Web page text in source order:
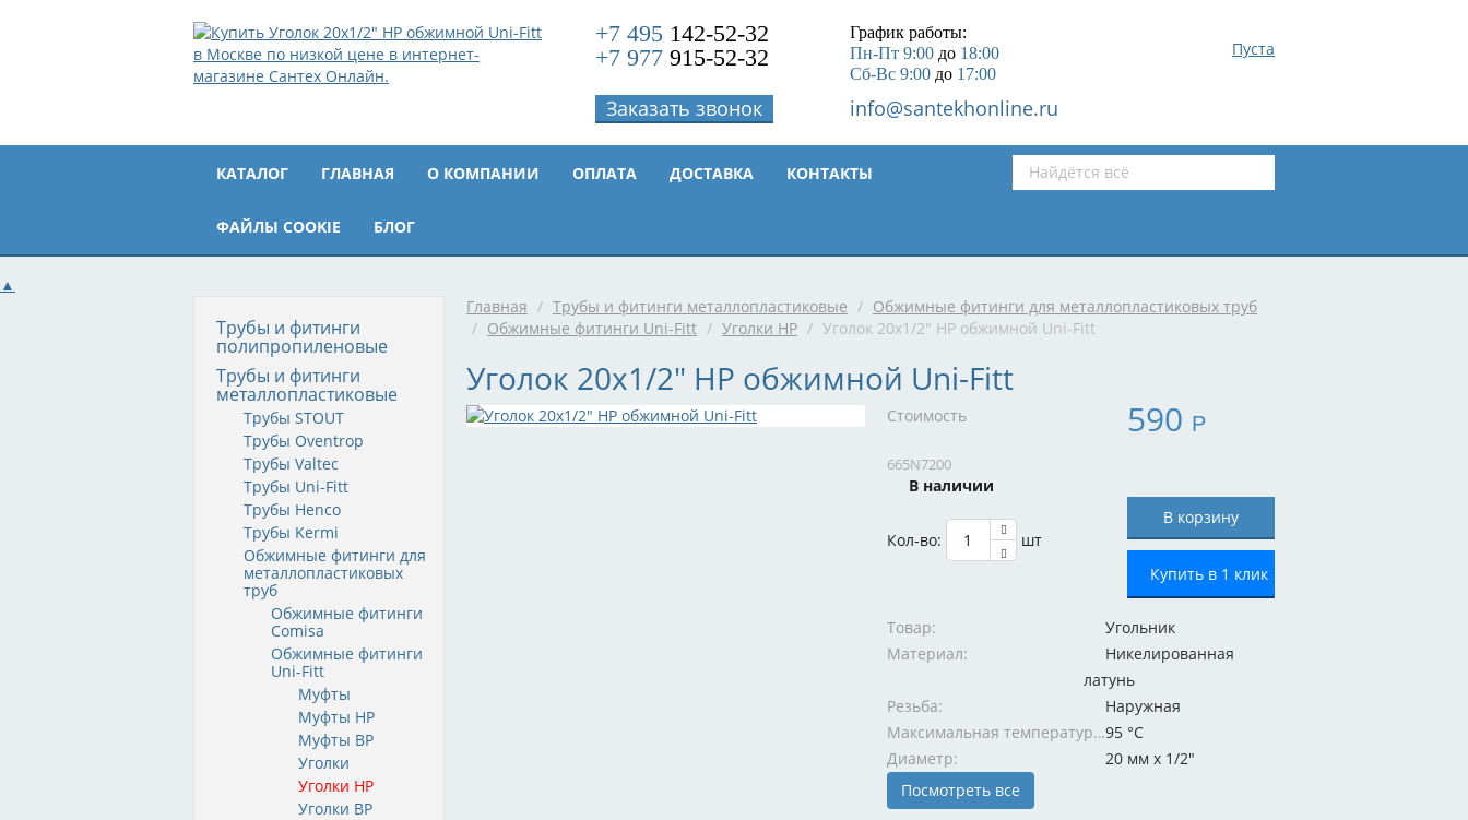
+7 495 142-52-32
+7 977 915-52-32
График работы:
Пн-Пт 9:00до 18:00
Сб-Вс 9:00до 17:00
Заказать звонок info@santekhonline.ru
Пуста
КАТАЛОГ ГЛАВНАЯ О КОМПАНИИ ОПЛАТА ДОСТАВКА КОНТАКТЫ
ФАЙЛЫ COOKIE БЛОГ
▲
Трубы и фитинги
полипропиленовые
Трубы и фитинги
металлопластиковые
Трубы STOUT
Трубы Oventrop
Трубы Valtec
Трубы Uni-Fitt
Трубы Henco
Трубы Kermi
Обжимные фитинги для
металлопластиковых
труб
Обжимные фитинги
Comisa
Обжимные фитинги
Uni-Fitt
Муфты
Муфты НР
Муфты ВР
Уголки
Уголки НР
Уголки ВР
Главная / Трубы и фитинги металлопластиковые / Обжимные фитинги для металлопластиковых труб
/ Обжимные фитинги Uni-Fitt / Уголки НР / Уголок 20x1/2" НР обжимной Uni-Fitt
Уголок 20x1/2" НР обжимной Uni-Fitt
Стоимость 590 Р
665N7200
В наличии
Кол-во:
шт
Купить в 1 клик
Товар:
Угольник
Материал:
Никелированная
латунь
Резьба:
Наружная
Максимальная температура:95 °C
Диаметр:
20 мм x 1/2"
Посмотреть все